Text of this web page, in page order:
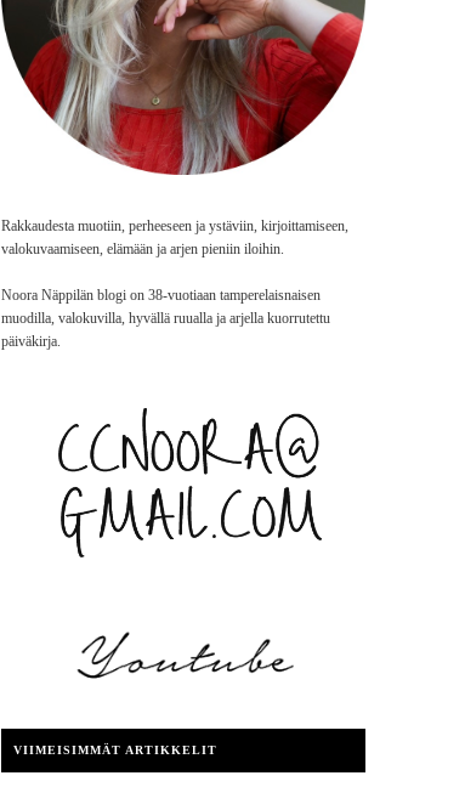
Rakkaudesta muotiin, perheeseen ja ystäviin, kirjoittamiseen,
valokuvaamiseen, elämään ja arjen pieniin iloihin.
Noora Näppilän blogi on 38-vuotiaan tamperelaisnaisen
muodilla, valokuvilla, hyvällä ruualla ja arjella kuorrutettu
päiväkirja.
VIIMEISIMMÄT ARTIKKELIT